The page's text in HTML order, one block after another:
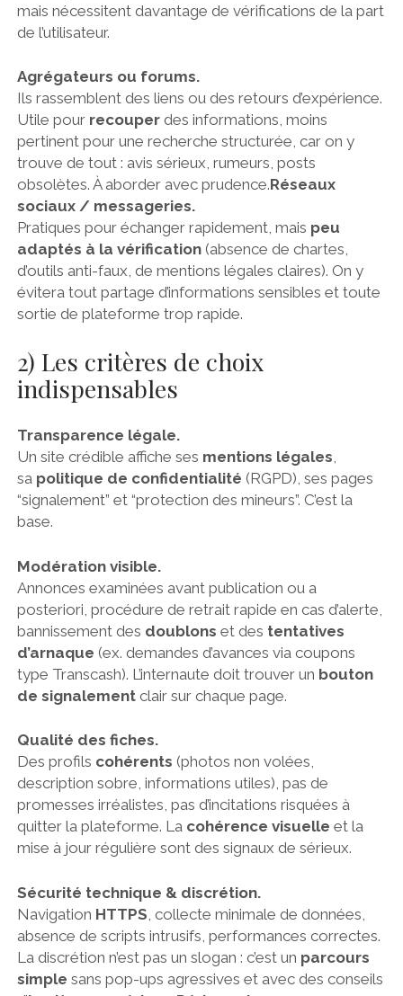
mais nécessitent davantage de vérifications de la part
de l’utilisateur.
Agrégateurs ou forums.
Ils rassemblent des liens ou des retours d’expérience.
Utile pour recouperdes informations, moins
pertinent pour une recherche structurée, car on y
trouve de tout : avis sérieux, rumeurs, posts
obsolètes. À aborder avec prudence.Réseaux
sociaux / messageries.
Pratiques pour échanger rapidement, mais peu
adaptés à la vérification(absence de chartes,
d’outils anti-faux, de mentions légales claires). On y
évitera tout partage d’informations sensibles et toute
sortie de plateforme trop rapide.
2) Les critères de choix
indispensables
Transparence légale.
Un site crédible affiche ses mentions légales,
sa politique de confidentialité (RGPD), ses pages
“signalement” et “protection des mineurs”. C’est la
base.
Modération visible.
Annonces examinées avant publication ou a
posteriori, procédure de retrait rapide en cas d’alerte,
bannissement des doublons et des tentatives
d’arnaque (ex. demandes d’avances via coupons
type Transcash). L’internaute doit trouver un bouton
de signalementclair sur chaque page.
Qualité des fiches.
Des profils cohérents (photos non volées,
description sobre, informations utiles), pas de
promesses irréalistes, pas d’incitations risquées à
quitter la plateforme. La cohérence visuelle et la
mise à jour régulière sont des signaux de sérieux.
Sécurité technique & discrétion.
Navigation HTTPS , collecte minimale de données,
absence de scripts intrusifs, performances correctes.
La discrétion n’est pas un slogan : c’est un parcours
simple sans pop-ups agressives et avec des conseils